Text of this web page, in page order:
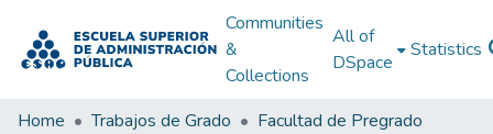
Communities
&
Collections
All of
DSpace
Statistics
Home Trabajos de Grado
Facultad de Pregrado